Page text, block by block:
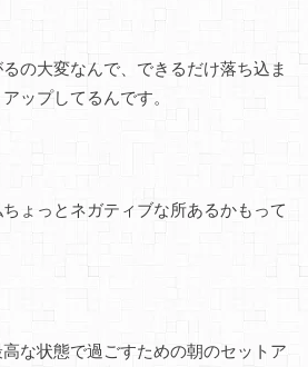
の大変なんで、できるだけ落ち込ま
ップしてるんです。
ょっとネガティブな所あるかもって
な状態で過ごすための朝のセットア